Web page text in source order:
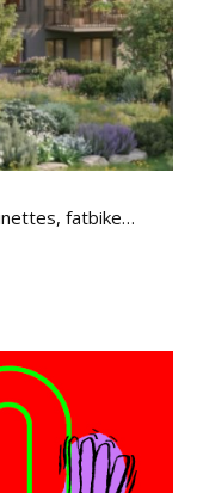
fatbike…